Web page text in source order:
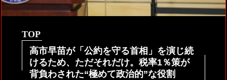
TOP
高市早苗が「公約を守る首相」を演じ続
けるため、ただそれだけ。税率1％策が
背負わされた“極めて政治的”な役割